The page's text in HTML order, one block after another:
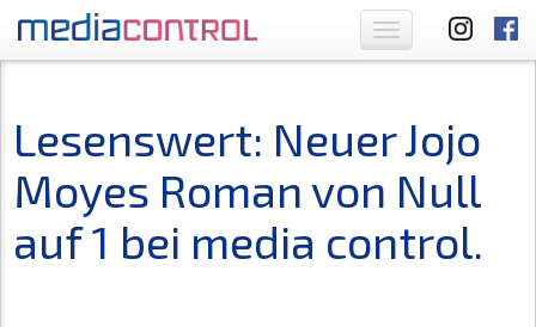
Toggle
navigation
Lesenswert: Neuer Jojo
Moyes Roman von Null
auf 1 bei media control.